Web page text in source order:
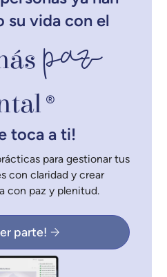
su vida con el
paz
®
toca a ti!
para gestionar tus
con claridad y crear
con paz y plenitud.
parte!